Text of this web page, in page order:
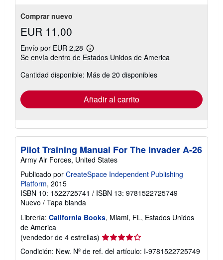
Comprar nuevo
EUR 11,00
Envío por EUR 2,28
Más
información
las
envío
Se envía dentro de Estados Unidos de America
Cantidad disponible: Más de 20 disponibles
Añadir al carrito
Pilot Training Manual For The Invader A-26
Army Air Forces, United States
Publicado por CreateSpace Independent Publishing
Platform, 2015
ISBN 10: 1522725741 / ISBN 13: 9781522725749
Nuevo / Tapa blanda
Librería: California Books, Miami, FL, Estados Unidos
de America
(vendedor de 4 estrellas) Calificación
del
vendedor:
Condición: New. Nº de ref. del artículo: I-9781522725749